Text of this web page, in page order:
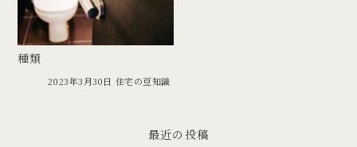
種類
2023年3月30日 住宅の豆知識
最近の投稿